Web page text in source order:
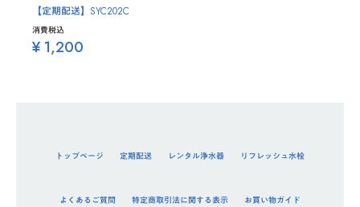
【定期配送】SYC202C
消費税込
¥ 1,200
トップページ 定期配送 レンタル浄水器 リフレッシュ水栓
よくあるご質問 特定商取引法に関する表示
お買い物ガイド